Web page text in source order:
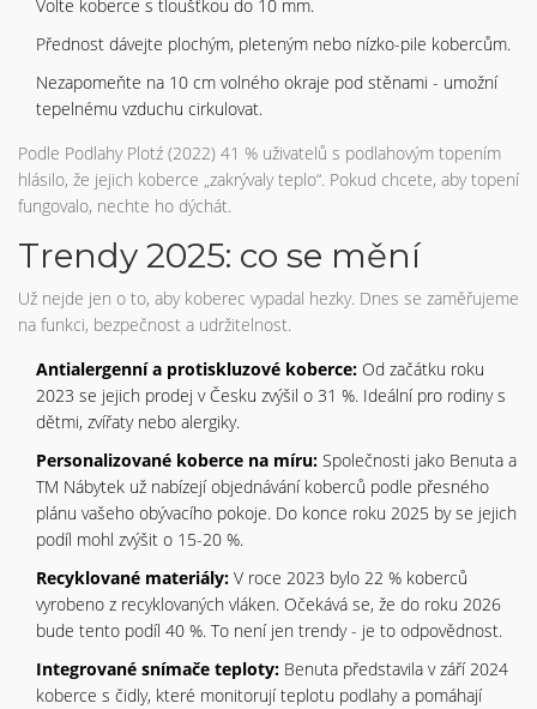
Volte koberce s tloušťkou do 10 mm.
Přednost dávejte plochým, pleteným nebo nízko-pile kobercům.
Nezapomeňte na 10 cm volného okraje pod stěnami - umožní
tepelnému vzduchu cirkulovat.
Podle Podlahy Plotź (2022) 41 % uživatelů s podlahovým topením
hlásilo, že jejich koberce „zakrývaly teplo“. Pokud chcete, aby topení
fungovalo, nechte ho dýchát.
Trendy 2025: co se mění
Už nejde jen o to, aby koberec vypadal hezky. Dnes se zaměřujeme
na funkci, bezpečnost a udržitelnost.
Antialergenní a protiskluzové koberce: Od začátku roku
2023 se jejich prodej v Česku zvýšil o 31 %. Ideální pro rodiny s
dětmi, zvířaty nebo alergiky.
Personalizované koberce na míru: Společnosti jako Benuta a
TM Nábytek už nabízejí objednávání koberců podle přesného
plánu vašeho obývacího pokoje. Do konce roku 2025 by se jejich
podíl mohl zvýšit o 15-20 %.
Recyklované materiály: V roce 2023 bylo 22 % koberců
vyrobeno z recyklovaných vláken. Očekává se, že do roku 2026
bude tento podíl 40 %. To není jen trendy - je to odpovědnost.
Integrované snímače teploty: Benuta představila v září 2024
koberce s čidly, které monitorují teplotu podlahy a pomáhají